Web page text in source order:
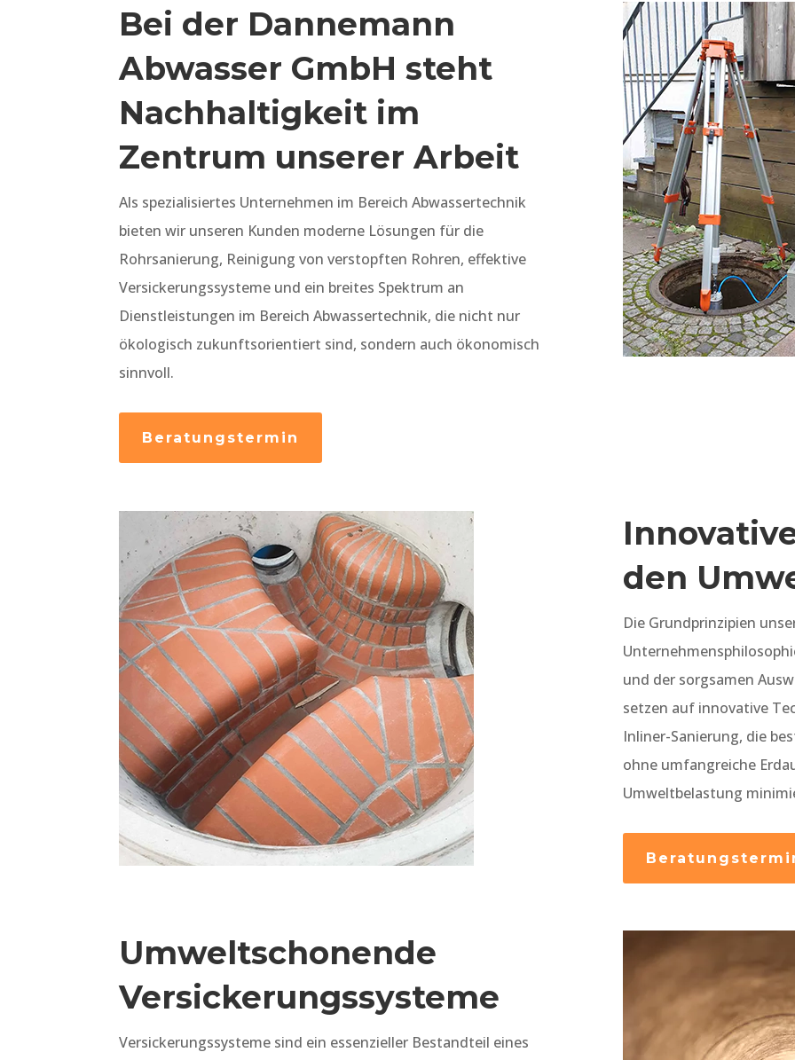
Bei der Dannemann
Abwasser GmbH steht
Nachhaltigkeit im
Zentrum unserer Arbeit
Als spezialisiertes Unternehmen im Bereich Abwassertechnik
bieten wir unseren Kunden moderne Lösungen für die
Rohrsanierung, Reinigung von verstopften Rohren, effektive
Versickerungssysteme und ein breites Spektrum an
Dienstleistungen im Bereich Abwassertechnik, die nicht nur
ökologisch zukunftsorientiert sind, sondern auch ökonomisch
sinnvoll.
Beratungstermin
den
Die Grundprinzipien
und der sorgsamen
setzen auf innovative
Inliner-Sanierung, die
ohne umfangreiche
Umweltbelastung
Umweltschonende
Versickerungssysteme
Versickerungssysteme sind ein essenzieller Bestandteil eines